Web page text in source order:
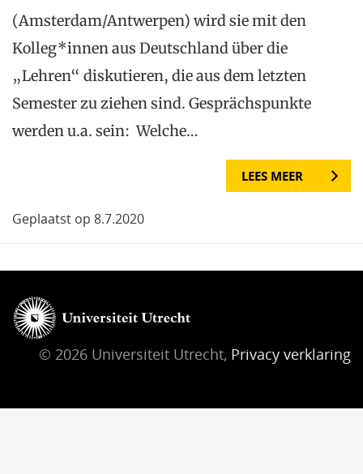
(Amsterdam/Antwerpen) wird sie mit den
Kolleg*innen aus Deutschland über die
„Lehren“ diskutieren, die aus dem letzten
Semester zu ziehen sind. Gesprächspunkte
werden u.a. sein: Welche…
LEES MEER
Geplaatst op 8.7.2020
© 2026 Universiteit Utrecht, Privacy verklaring